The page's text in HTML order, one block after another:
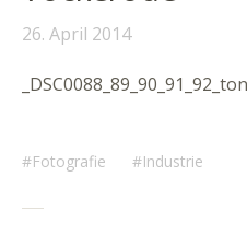
26. April 2014
Fotografie Industrie